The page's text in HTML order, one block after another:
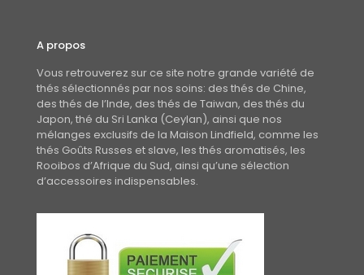
A propos
Vous retrouverez sur ce site notre grande variété de
thés sélectionnés par nos soins: des thés de Chine,
des thés de l’Inde, des thés de Taiwan, des thés du
Japon, thé du Sri Lanka (Ceylan), ainsi que nos
mélanges exclusifs de la Maison Lindfield, comme les
thés Goûts Russes et slave, les thés aromatisés, les
Rooibos d’Afrique du Sud, ainsi qu’une sélection
d’accessoires indispensables.